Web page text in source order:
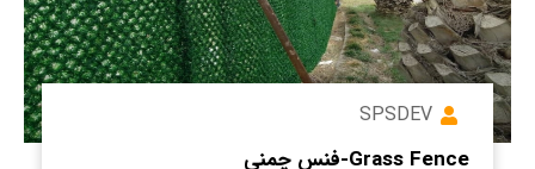
SPSDEV
Grass Fence-فنس چمنی